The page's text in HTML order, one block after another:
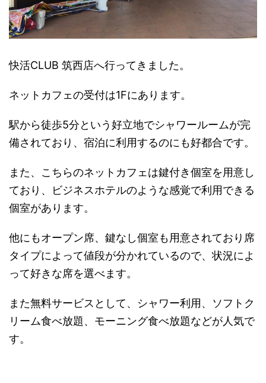
快活CLUB 筑西店へ行ってきました。
ネットカフェの受付は1Fにあります。
駅から徒歩5分という好立地でシャワールームが完
備されており、宿泊に利用するのにも好都合です。
また、こちらのネットカフェは鍵付き個室を用意し
ており、ビジネスホテルのような感覚で利用できる
個室があります。
他にもオープン席、鍵なし個室も用意されており席
タイプによって値段が分かれているので、状況によ
って好きな席を選べます。
また無料サービスとして、シャワー利用、ソフトク
リーム食べ放題、モーニング食べ放題などが人気で
す。